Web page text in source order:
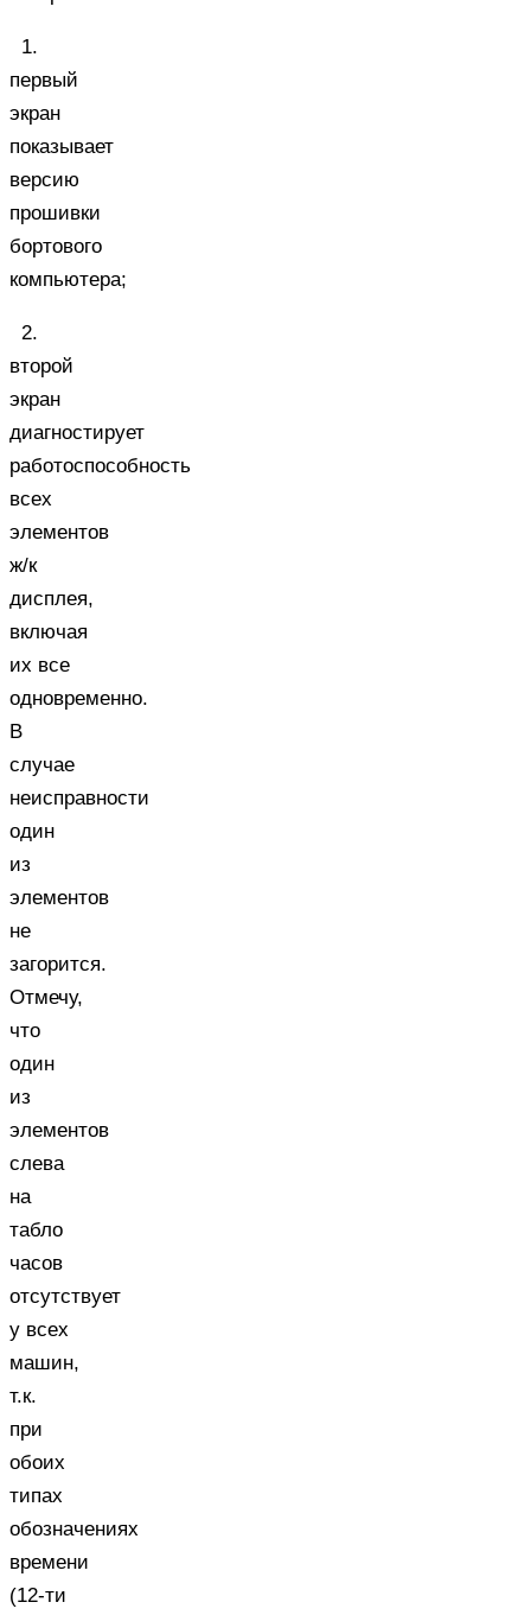
1.
первый
экран
показывает
версию
прошивки
бортового
компьютера;
2.
второй
экран
диагностирует
работоспособность
всех
элементов
ж/к
дисплея,
включая
их все
одновременно.
В
случае
неисправности
один
из
элементов
не
загорится.
Отмечу,
что
один
из
элементов
слева
на
табло
часов
отсутствует
у всех
машин,
т.к.
при
обоих
типах
обозначениях
времени
(12-ти